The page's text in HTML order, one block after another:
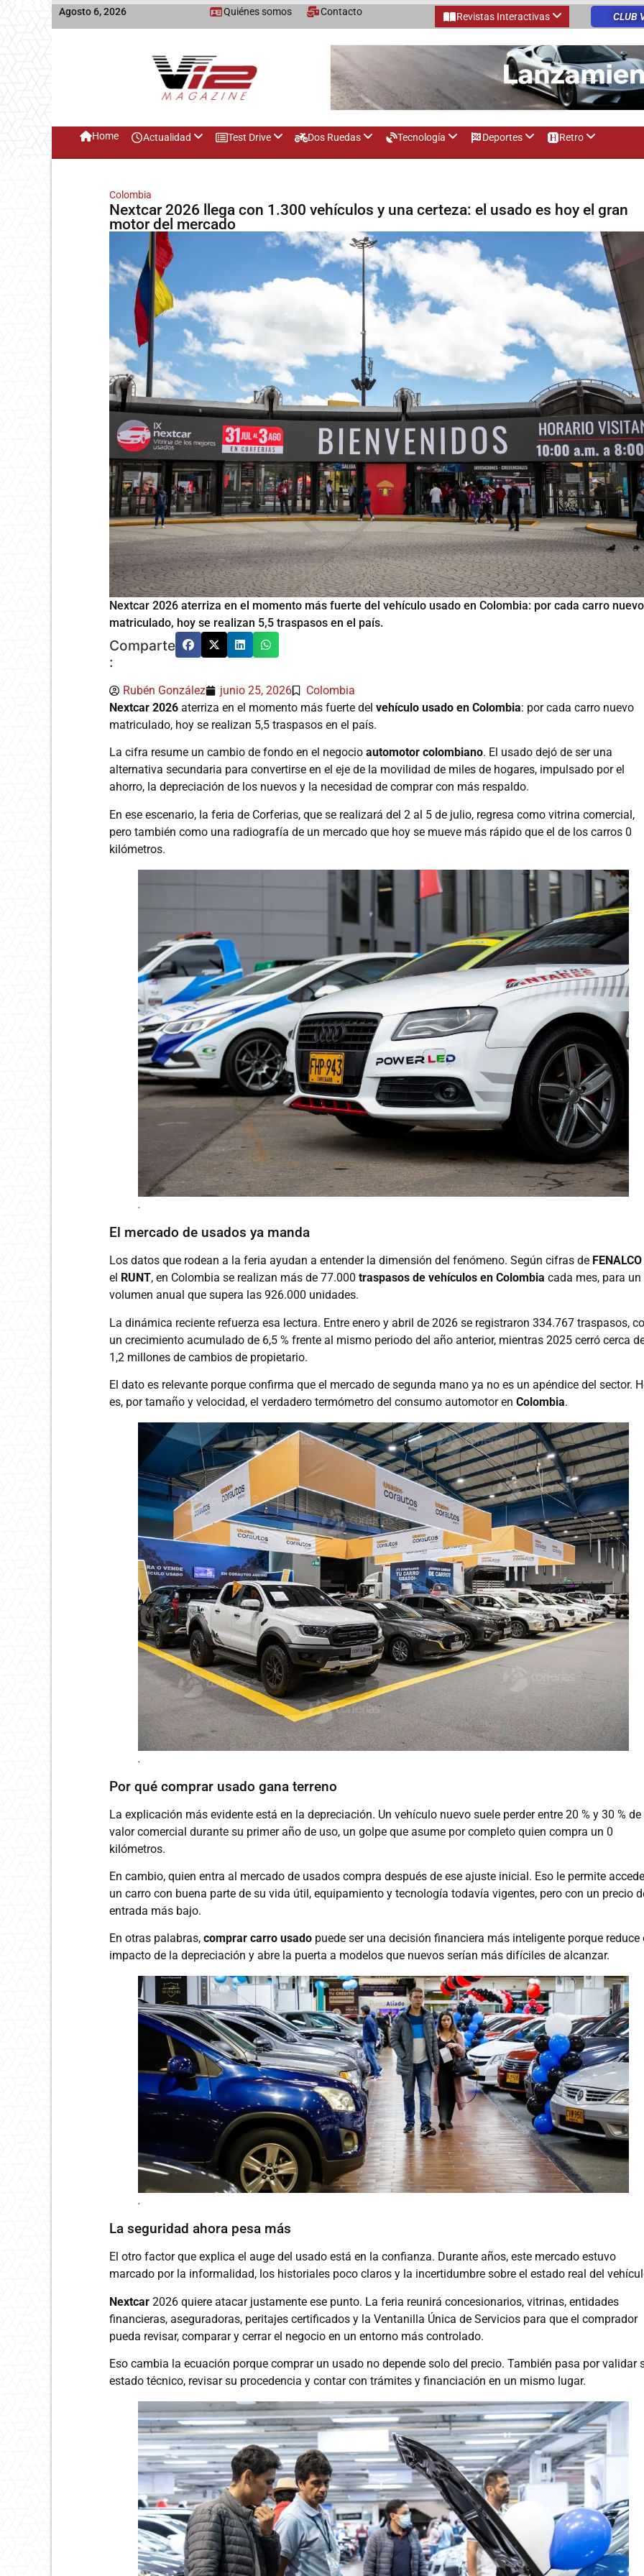
Agosto 6, 2026 Quiénes somos Contacto Revistas Interactivas CLUB
Home Actualidad Test Drive Dos Ruedas Tecnología Deportes Retro
Colombia
Nextcar 2026 llega con 1.300 vehículos y una certeza: el usado es hoy el gran
motor del mercado
Nextcar 2026 aterriza en el momento más fuerte del vehículo usado en Colombia: por cada carro nuevo
matriculado, hoy se realizan 5,5 traspasos en el país.
Comparte
:
Rubén González junio 25, 2026
Colombia
Nextcar 2026 aterriza en el momento más fuerte del vehículo usado en Colombia: por cada carro nuevo
matriculado, hoy se realizan 5,5 traspasos en el país.
La cifra resume un cambio de fondo en el negocio automotor colombiano. El usado dejó de ser una
alternativa secundaria para convertirse en el eje de la movilidad de miles de hogares, impulsado por el
ahorro, la depreciación de los nuevos y la necesidad de comprar con más respaldo.
En ese escenario, la feria de Corferias, que se realizará del 2 al 5 de julio, regresa como vitrina comercial,
pero también como una radiografía de un mercado que hoy se mueve más rápido que el de los carros 0
kilómetros.
.
El mercado de usados ya manda
Los datos que rodean a la feria ayudan a entender la dimensión del fenómeno. Según cifras de FENALCO
el RUNT, en Colombia se realizan más de 77.000 traspasos de vehículos en Colombia cada mes, para un
volumen anual que supera las 926.000 unidades.
La dinámica reciente refuerza esa lectura. Entre enero y abril de 2026 se registraron 334.767 traspasos,
un crecimiento acumulado de 6,5 % frente al mismo periodo del año anterior, mientras 2025 cerró cerca
1,2 millones de cambios de propietario.
El dato es relevante porque confirma que el mercado de segunda mano ya no es un apéndice del sector.
es, por tamaño y velocidad, el verdadero termómetro del consumo automotor en Colombia.
.
Por qué comprar usado gana terreno
La explicación más evidente está en la depreciación. Un vehículo nuevo suele perder entre 20 % y 30 % de
valor comercial durante su primer año de uso, un golpe que asume por completo quien compra un 0
kilómetros.
En cambio, quien entra al mercado de usados compra después de ese ajuste inicial. Eso le permite
un carro con buena parte de su vida útil, equipamiento y tecnología todavía vigentes, pero con un precio
entrada más bajo.
En otras palabras, comprar carro usado puede ser una decisión financiera más inteligente porque reduce
impacto de la depreciación y abre la puerta a modelos que nuevos serían más difíciles de alcanzar.
.
La seguridad ahora pesa más
El otro factor que explica el auge del usado está en la confianza. Durante años, este mercado estuvo
marcado por la informalidad, los historiales poco claros y la incertidumbre sobre el estado real del
Nextcar 2026 quiere atacar justamente ese punto. La feria reunirá concesionarios, vitrinas, entidades
financieras, aseguradoras, peritajes certificados y la Ventanilla Única de Servicios para que el comprador
pueda revisar, comparar y cerrar el negocio en un entorno más controlado.
Eso cambia la ecuación porque comprar un usado no depende solo del precio. También pasa por validar
estado técnico, revisar su procedencia y contar con trámites y financiación en un mismo lugar.